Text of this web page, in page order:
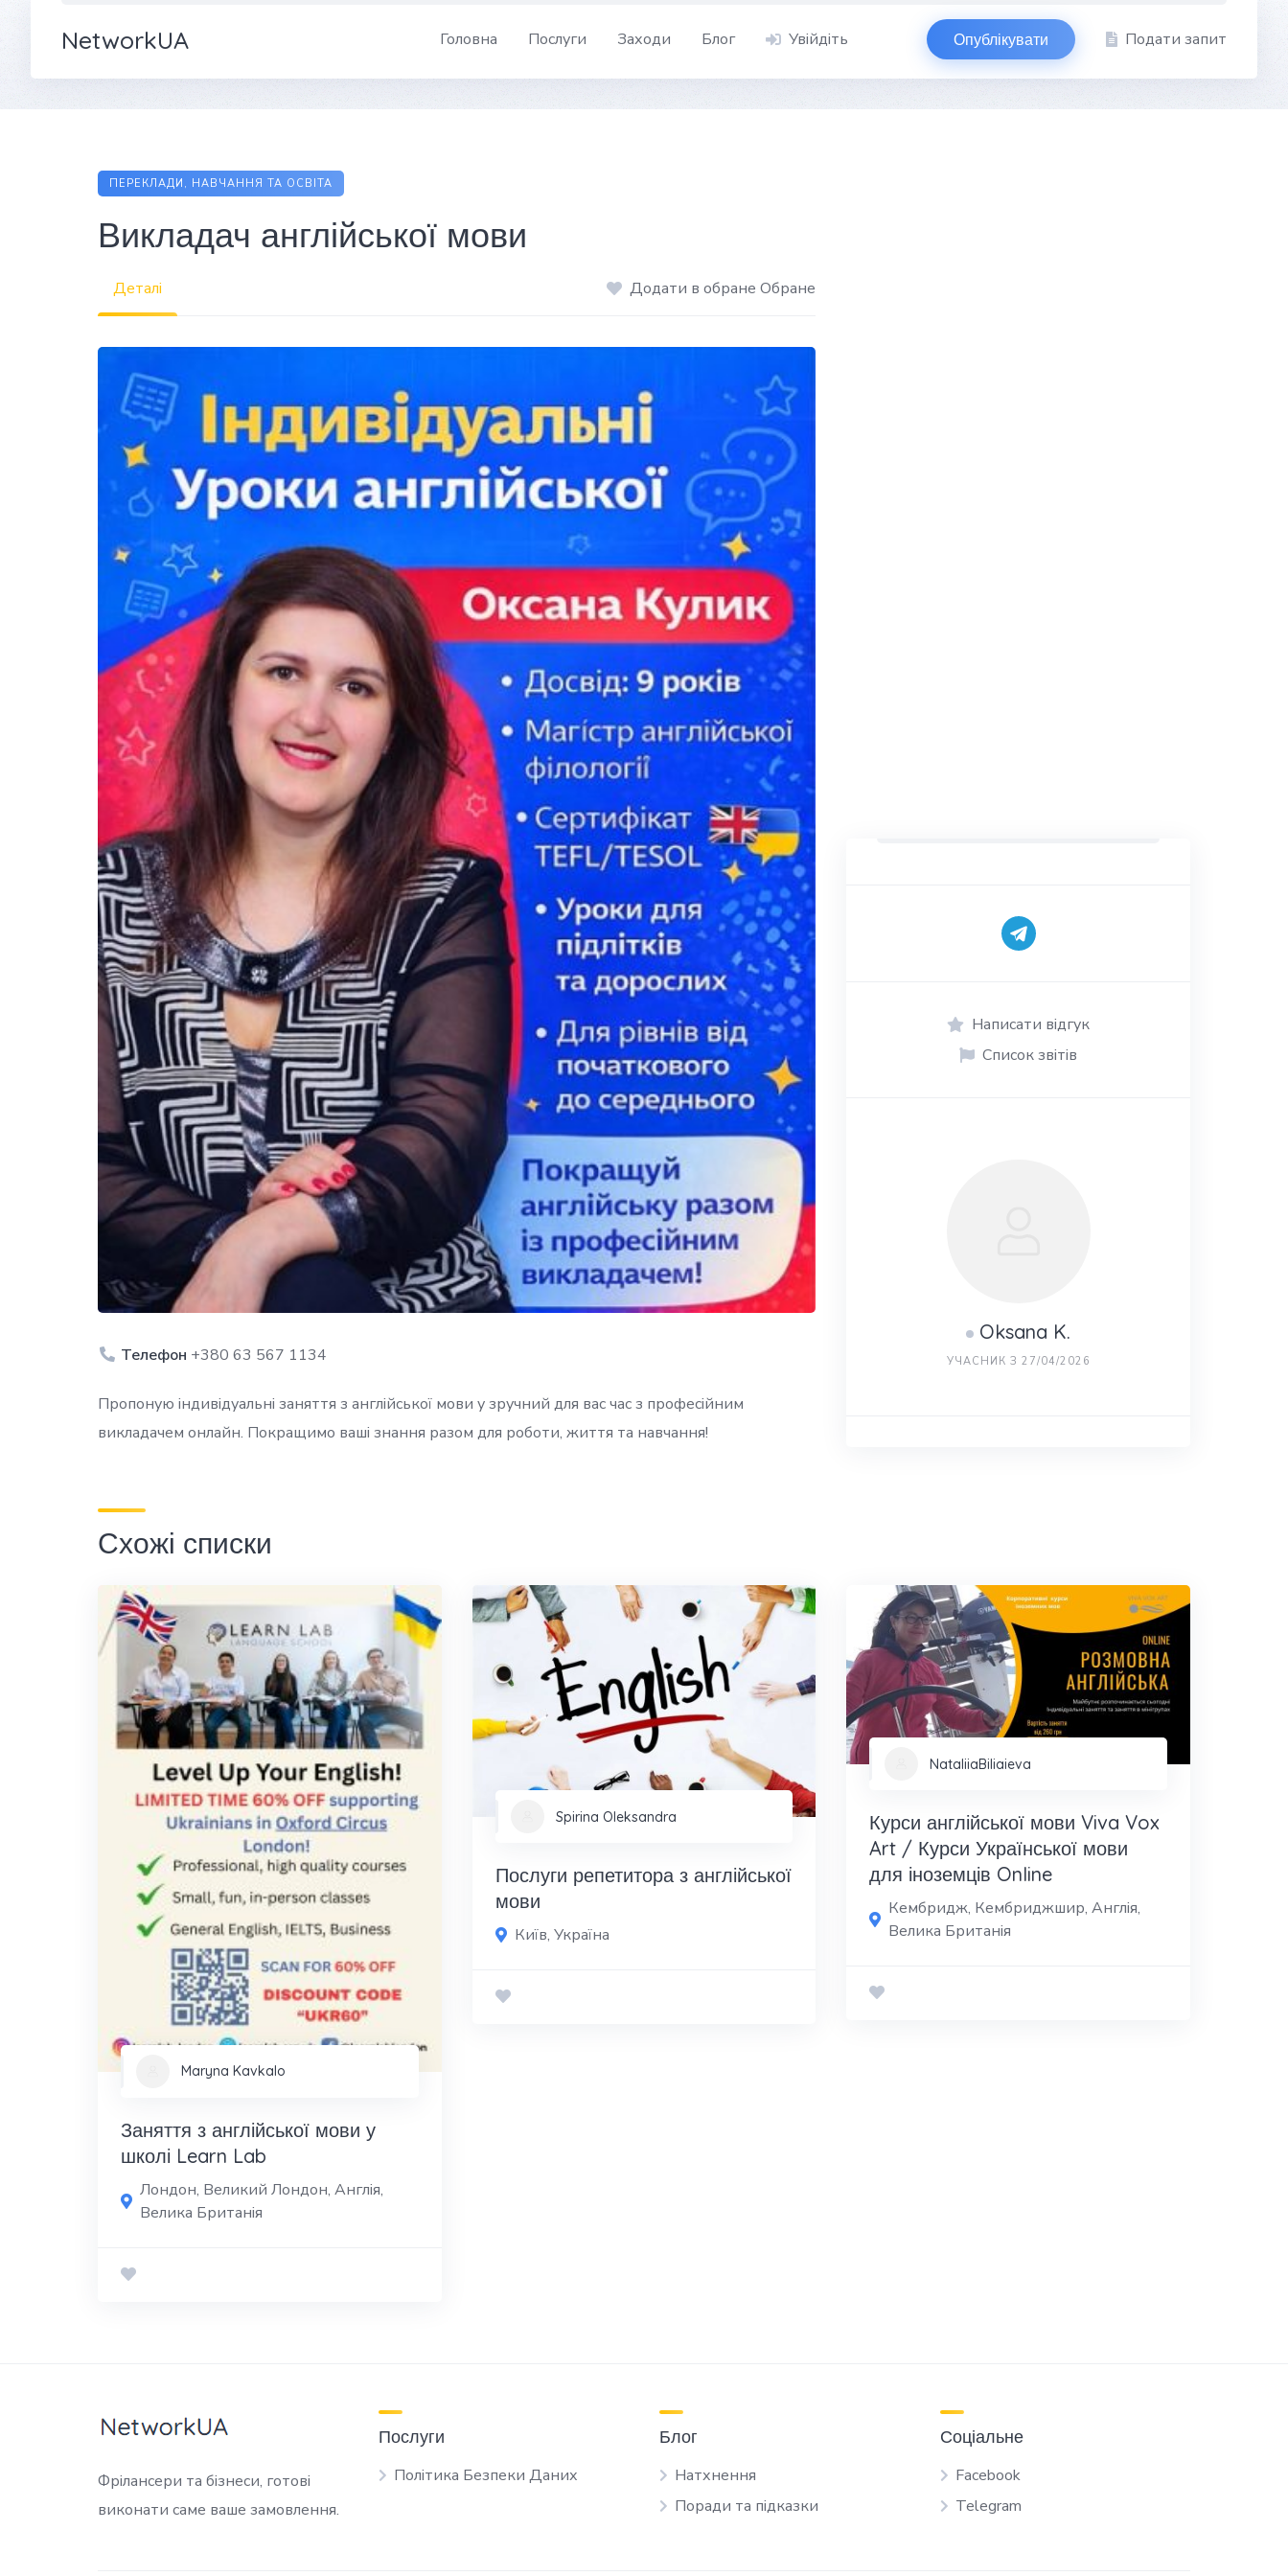
NetworkUA Головна Послуги Заходи Блог Увійдіть Опублікувати Подати запит
ПЕРЕКЛАДИ, НАВЧАННЯ ТА ОСВІТА
Викладач англійської мови
Деталі Додати в обране Обране
Телефон +380 63 567 1134
Пропоную індивідуальні заняття з англійської мови у зручний для вас час з професійним
викладачем онлайн. Покращимо ваші знання разом для роботи, життя та навчання!
Написати відгук
Список звітів
Oksana K.
УЧАСНИК З 27/04/2026
Схожі списки
Maryna Kavkalo
Заняття з англійської мови у
школі Learn Lab
Лондон, Великий Лондон, Англія,
Велика Британія
Spirina Oleksandra
Послуги репетитора з англійської
мови
Київ, Україна
NataliiaBiliaieva
Курси англійської мови Viva Vox
Art / Курси Української мови
для іноземців Online
Кембридж, Кембриджшир, Англія,
Велика Британія
Фрілансери та бізнеси, готові
виконати саме ваше замовлення.
Послуги
Політика Безпеки Даних
Блог
Натхнення
Поради та підказки
Соціальне
Facebook
Telegram